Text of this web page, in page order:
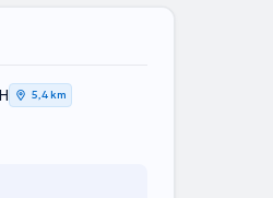
5,4 km